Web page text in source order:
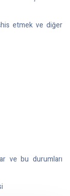
etmek ve diğer
ve bu durumları